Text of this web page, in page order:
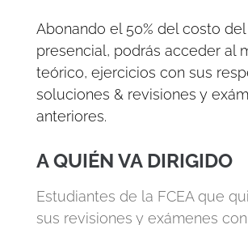
Abonando el 50% del costo
presencial, podrás acceder al
teórico, ejercicios con sus
soluciones & revisiones y
anteriores.
A QUIÉN VA DIRIGIDO
Estudiantes de la FCEA que
sus revisiones y exámenes